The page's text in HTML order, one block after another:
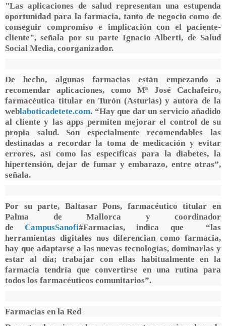
"Las aplicaciones de salud representan una estupenda
oportunidad para la farmacia, tanto de negocio como de
conseguir compromiso e implicación con el paciente-
cliente", señala por su parte Ignacio Alberti, de Salud
Social Media, coorganizador.
De hecho, algunas farmacias están empezando a
recomendar aplicaciones, como Mª José Cachafeiro,
farmacéutica titular en Turón (Asturias) y autora de la
weblaboticadetete.com. “Hay que dar un servicio añadido
al cliente y las apps permiten mejorar el control de su
propia salud. Son especialmente recomendables las
destinadas a recordar la toma de medicación y evitar
errores, así como las específicas para la diabetes, la
hipertensión, dejar de fumar y embarazo, entre otras”,
señala.
Por su parte, Baltasar Pons, farmacéutico titular en
Palma de Mallorca y coordinador
deCampusSanofi#Farmacias, indica que “las
herramientas digitales nos diferencian como farmacia,
hay que adaptarse a las nuevas tecnologías, dominarlas y
estar al día; trabajar con ellas habitualmente en la
farmacia tendría que convertirse en una rutina para
todos los farmacéuticos comunitarios”.
Farmacias en la Red